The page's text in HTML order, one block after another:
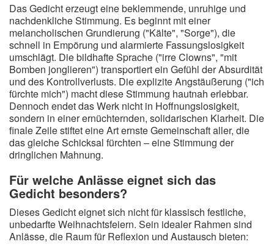
Das Gedicht erzeugt eine beklemmende, unruhige und
nachdenkliche Stimmung. Es beginnt mit einer
melancholischen Grundierung ("Kälte", "Sorge"), die
schnell in Empörung und alarmierte Fassungslosigkeit
umschlägt. Die bildhafte Sprache ("irre Clowns", "mit
Bomben jonglieren") transportiert ein Gefühl der Absurdität
und des Kontrollverlusts. Die explizite Angstäußerung ("ich
fürchte mich") macht diese Stimmung hautnah erlebbar.
Dennoch endet das Werk nicht in Hoffnungslosigkeit,
sondern in einer ernüchternden, solidarischen Klarheit. Die
finale Zeile stiftet eine Art ernste Gemeinschaft aller, die
das gleiche Schicksal fürchten – eine Stimmung der
dringlichen Mahnung.
Für welche Anlässe eignet sich das
Gedicht besonders?
Dieses Gedicht eignet sich nicht für klassisch festliche,
unbedarfte Weihnachtsfeiern. Sein idealer Rahmen sind
Anlässe, die Raum für Reflexion und Austausch bieten: